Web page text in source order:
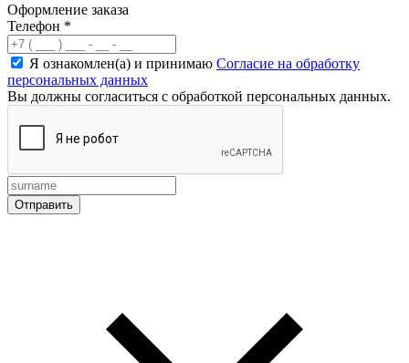
Оформление заказа
Телефон *
Я ознакомлен(а) и принимаю Согласие на обработку
персональных данных
Вы должны согласиться с обработкой персональных данных.